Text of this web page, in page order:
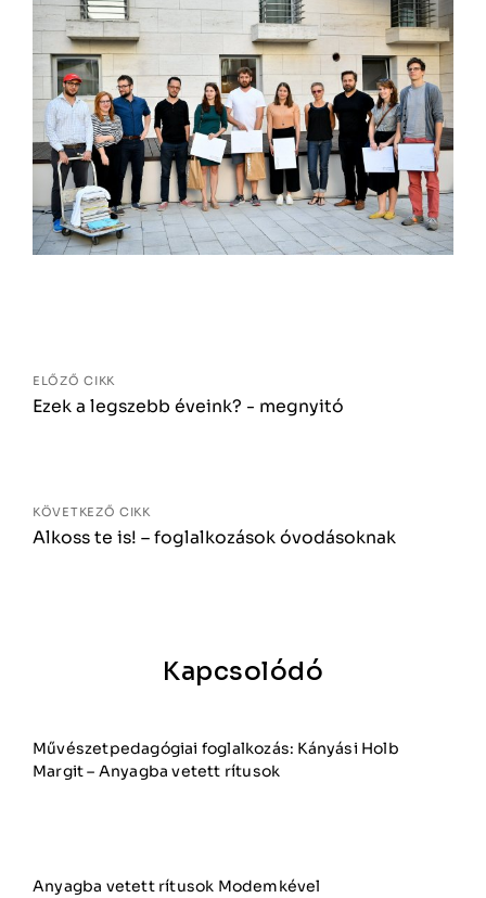
ELŐZŐ CIKK
Ezek a legszebb éveink? - megnyitó
KÖVETKEZŐ CIKK
Alkoss te is! – foglalkozások óvodásoknak
Kapcsolódó
Művészetpedagógiai foglalkozás: Kányási Holb
Margit – Anyagba vetett rítusok
Anyagba vetett rítusok Modemkével